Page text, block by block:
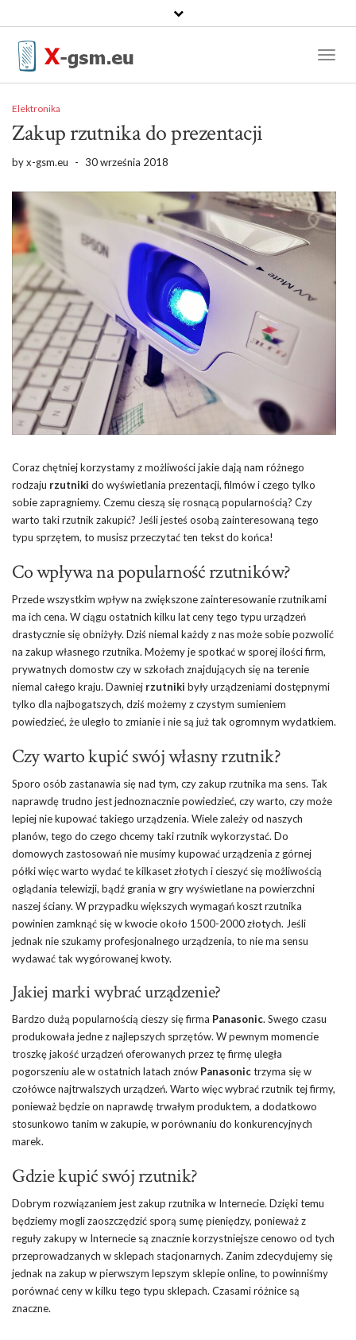
Elektronika
Zakup rzutnika do prezentacji
byx-gsm.eu - 30 września 2018
Coraz chętniej korzystamy z możliwości jakie dają nam różnego
rodzaju rzutniki do wyświetlania prezentacji, filmów i czego tylko
sobie zapragniemy. Czemu cieszą się rosnącą popularnością? Czy
warto taki rzutnik zakupić? Jeśli jesteś osobą zainteresowaną tego
typu sprzętem, to musisz przeczytać ten tekst do końca!
Co wpływa na popularność rzutników?
Przede wszystkim wpływ na zwiększone zainteresowanie rzutnikami
ma ich cena. W ciągu ostatnich kilku lat ceny tego typu urządzeń
drastycznie się obniżyły. Dziś niemal każdy z nas może sobie pozwolić
na zakup własnego rzutnika. Możemy je spotkać w sporej ilości firm,
prywatnych domostw czy w szkołach znajdujących się na terenie
niemal całego kraju. Dawniej rzutniki były urządzeniami dostępnymi
tylko dla najbogatszych, dziś możemy z czystym sumieniem
powiedzieć, że uległo to zmianie i nie są już tak ogromnym wydatkiem.
Czy warto kupić swój własny rzutnik?
Sporo osób zastanawia się nad tym, czy zakup rzutnika ma sens. Tak
naprawdę trudno jest jednoznacznie powiedzieć, czy warto, czy może
lepiej nie kupować takiego urządzenia. Wiele zależy od naszych
planów, tego do czego chcemy taki rzutnik wykorzystać. Do
domowych zastosowań nie musimy kupować urządzenia z górnej
półki więc warto wydać te kilkaset złotych i cieszyć się możliwością
oglądania telewizji, bądź grania w gry wyświetlane na powierzchni
naszej ściany. W przypadku większych wymagań koszt rzutnika
powinien zamknąć się w kwocie około 1500-2000 złotych. Jeśli
jednak nie szukamy profesjonalnego urządzenia, to nie ma sensu
wydawać tak wygórowanej kwoty.
Jakiej marki wybrać urządzenie?
Bardzo dużą popularnością cieszy się firma Panasonic. Swego czasu
produkowała jedne z najlepszych sprzętów. W pewnym momencie
troszkę jakość urządzeń oferowanych przez tę firmę uległa
pogorszeniu ale w ostatnich latach znów Panasonictrzyma się w
czołówce najtrwalszych urządzeń. Warto więc wybrać rzutnik tej firmy,
ponieważ będzie on naprawdę trwałym produktem, a dodatkowo
stosunkowo tanim w zakupie, w porównaniu do konkurencyjnych
marek.
Gdzie kupić swój rzutnik?
Dobrym rozwiązaniem jest zakup rzutnika w Internecie. Dzięki temu
będziemy mogli zaoszczędzić sporą sumę pieniędzy, ponieważ z
reguły zakupy w Internecie są znacznie korzystniejsze cenowo od tych
przeprowadzanych w sklepach stacjonarnych. Zanim zdecydujemy się
jednak na zakup w pierwszym lepszym sklepie online, to powinniśmy
porównać ceny w kilku tego typu sklepach. Czasami różnice są
znaczne.